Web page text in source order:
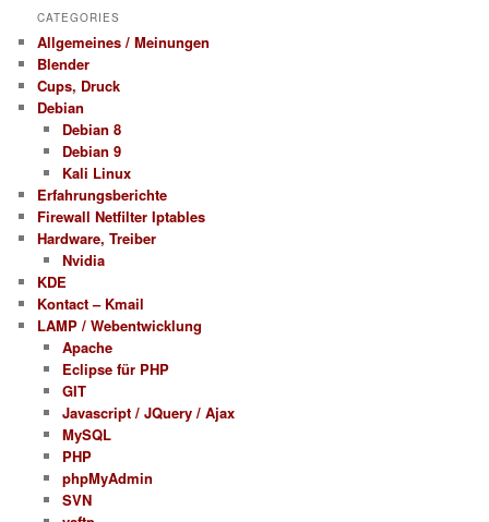
CATEGORIES
Allgemeines / Meinungen
Blender
Cups, Druck
Debian
Debian 8
Debian 9
Kali Linux
Erfahrungsberichte
Firewall Netfilter Iptables
Hardware, Treiber
Nvidia
KDE
Kontact – Kmail
LAMP / Webentwicklung
Apache
Eclipse für PHP
GIT
Javascript / JQuery / Ajax
MySQL
PHP
phpMyAdmin
SVN